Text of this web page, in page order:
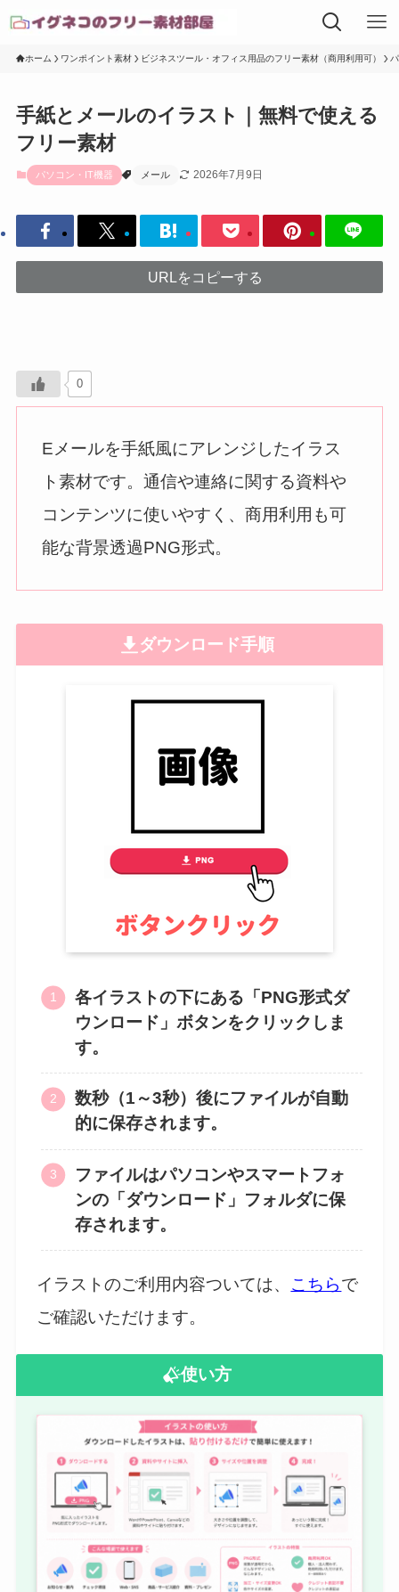
ホーム ワンポイント素材 ビジネスツール・オフィス用品のフリー素材（商用利用可）
手紙とメールのイラスト｜無料で使える
フリー素材
パソコン・IT機器 メール 2026年7月9日
URLをコピーする
0
Eメールを手紙風にアレンジしたイラス
ト素材です。通信や連絡に関する資料や
コンテンツに使いやすく、商用利用も可
能な背景透過PNG形式。
ダウンロード手順
各イラストの下にある「PNG形式ダ
ウンロード」ボタンをクリックしま
す。
数秒（1～3秒）後にファイルが自動
的に保存されます。
ファイルはパソコンやスマートフォ
ンの「ダウンロード」フォルダに保
存されます。
イラストのご利用内容ついては、 こちらで
ご確認いただけます。
使い方